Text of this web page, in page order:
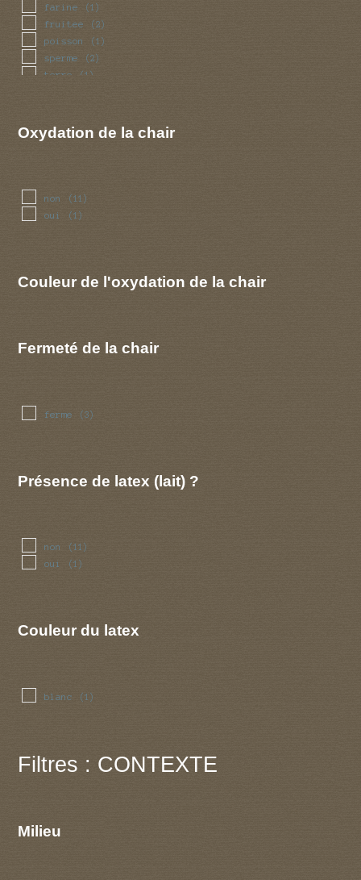
farine (1)
fruitee (2)
poisson (1)
sperme (2)
terre (1)
Oxydation de la chair
non (11)
oui (1)
Couleur de l'oxydation de la chair
Fermeté de la chair
ferme (3)
Présence de latex (lait) ?
non (11)
oui (1)
Couleur du latex
blanc (1)
Filtres : CONTEXTE
Milieu